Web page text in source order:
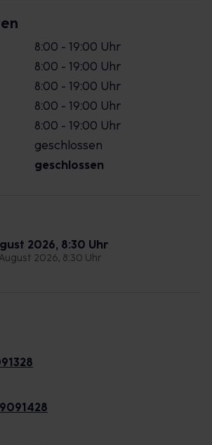
8:00 - 19:00 Uhr
8:00 - 19:00 Uhr
8:00 - 19:00 Uhr
8:00 - 19:00 Uhr
8:00 - 19:00 Uhr
geschlossen
geschlossen
2026, 8:30 Uhr
2026, 8:30 Uhr